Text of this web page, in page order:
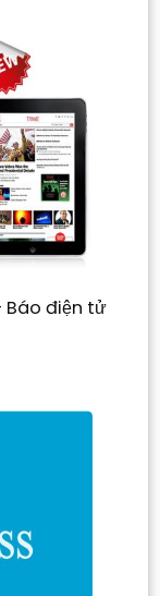
Báo điện tử